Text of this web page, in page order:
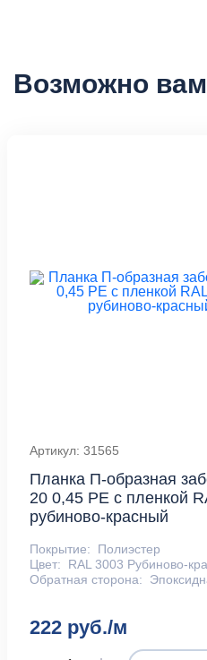
Возможно
Артикул: 31565
Планка П-образная
20 0,45 PE с пленкой
рубиново-красный
Покрытие:
Полиэстер
Цвет:
RAL 3003 Рубиново-
Обратная сторона:
222 руб./м